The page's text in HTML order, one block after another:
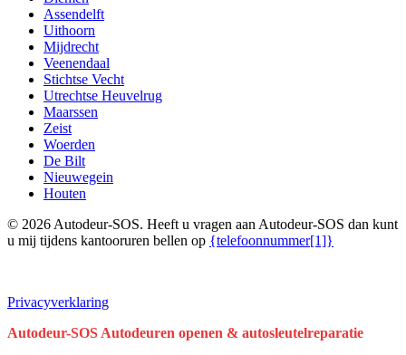
Assendelft
Uithoorn
Mijdrecht
Veenendaal
Stichtse Vecht
Utrechtse Heuvelrug
Maarssen
Zeist
Woerden
De Bilt
Nieuwegein
Houten
© 2026 Autodeur-SOS. Heeft u vragen aan Autodeur-SOS dan kunt
u mij tijdens kantooruren bellen op {telefoonnummer[1]}
Privacyverklaring
Close
Autodeur-SOS Autodeuren openen & autosleutelreparatie